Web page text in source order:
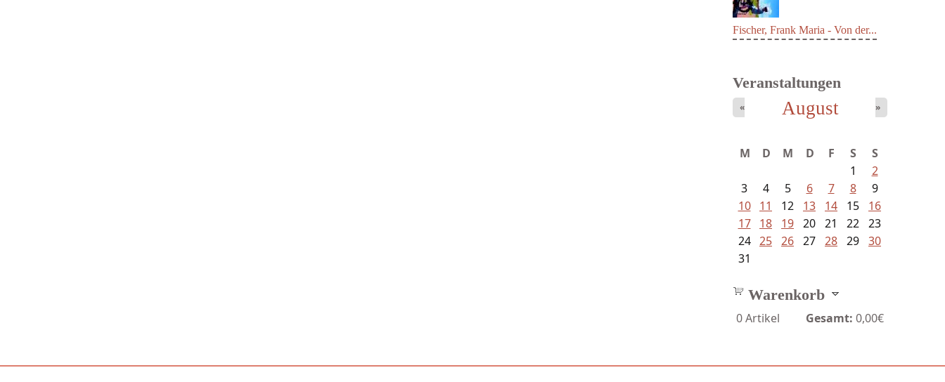
Fischer, Frank Maria - Von der...
Veranstaltungen
August
« »
M D M D F S
S
1
2
3
4 5 6 7 8
9
10
11 12 13 14 15
16
17
18 19 20 21 22 23
24 25 26 27 28 29 30
31
Warenkorb
0Artikel Gesamt: 0,00€